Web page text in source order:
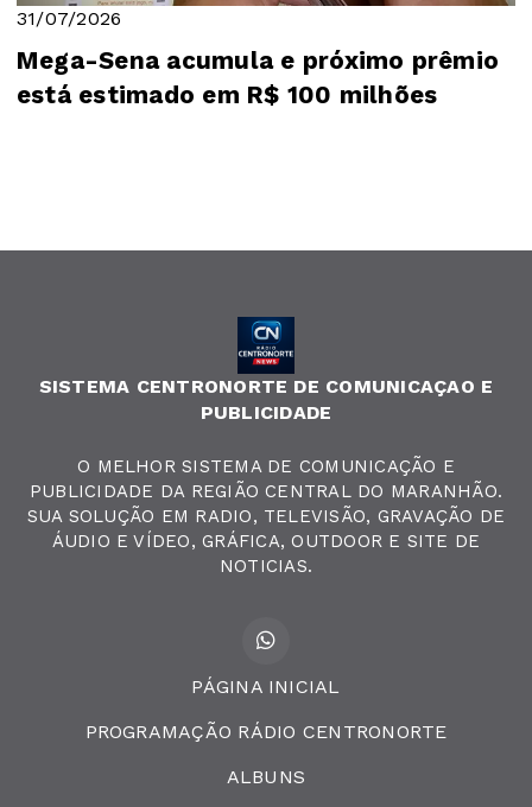
31/07/2026
Mega-Sena acumula e próximo prêmio
está estimado em R$ 100 milhões
SISTEMA CENTRONORTE DE COMUNICAÇAO E
PUBLICIDADE
O MELHOR SISTEMA DE COMUNICAÇÃO E
PUBLICIDADE DA REGIÃO CENTRAL DO MARANHÃO.
SUA SOLUÇÃO EM RADIO, TELEVISÃO, GRAVAÇÃO DE
ÁUDIO E VÍDEO, GRÁFICA, OUTDOOR E SITE DE
NOTICIAS.
PÁGINA INICIAL
PROGRAMAÇÃO RÁDIO CENTRONORTE
ALBUNS